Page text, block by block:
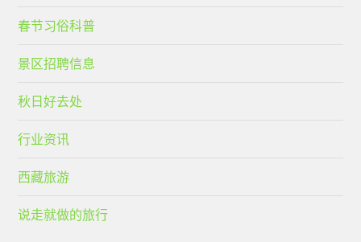
春节习俗科普
景区招聘信息
秋日好去处
行业资讯
西藏旅游
说走就做的旅行